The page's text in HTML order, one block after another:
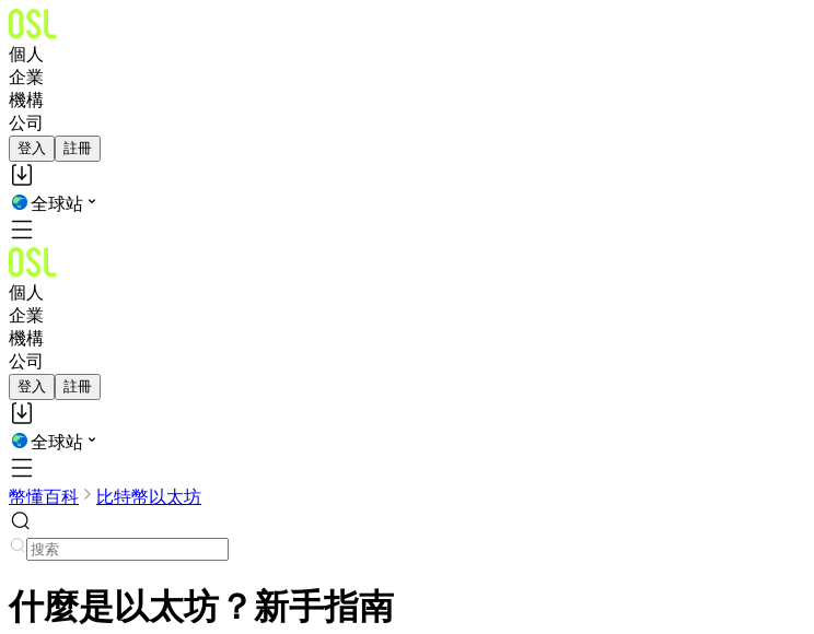
個人
企業
機構
公司
登入 註冊
全球站
個人
企業
機構
公司
登入 註冊
全球站
幣懂百科 比特幣以太坊
什麼是以太坊？新手指南